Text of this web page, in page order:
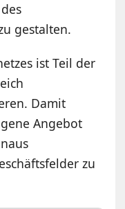
gestalten.
ist Teil der
Damit
Angebot
zu